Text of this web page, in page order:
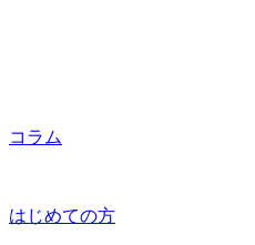
コラム
はじめての方